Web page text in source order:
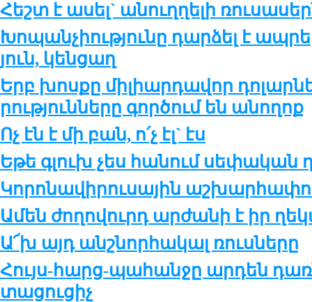
Հեշտ է ա­սել` ա­նուղ­ղե­լի
Խո­պան­չիու­թ­յու­նը դար­ձել է
յուն, կեն­ցաղ
Երբ խոս­քը մի­լիար­դա­վոր
րու­թ­յուն­նե­րը գոր­ծում են ա­նո­ղոք
Ոչ էն է մի բան, ո՛չ էլ` էս
Եթե գլուխ չես հա­նում սե­փա­կան
Կո­րո­նա­վի­րու­սա­յին
Ամեն ժո­ղո­վուրդ ար­ժա­նի է իր
Ա՜խ այդ անշ­նոր­հա­կալ ռուս­նե­րը
Հույս-հարց-պա­հան­ջը ար­դեն
տա­ցու­ցիչ